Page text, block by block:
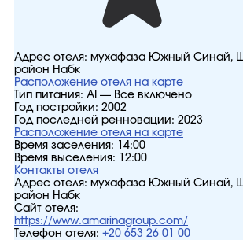
Адрес отеля: мухафаза Южный Синай,
район Набк
Расположение отеля на карте
Тип питания: AI — Все включено
Год постройки: 2002
Год последней ренновации: 2023
Расположение отеля на карте
Время заселения:
14:00
Время выселения:
12:00
Контакты отеля
Адрес отеля: мухафаза Южный Синай,
район Набк
Сайт отеля:
https://www.amarinagroup.com/
Телефон отеля: +20 653 26 01 00